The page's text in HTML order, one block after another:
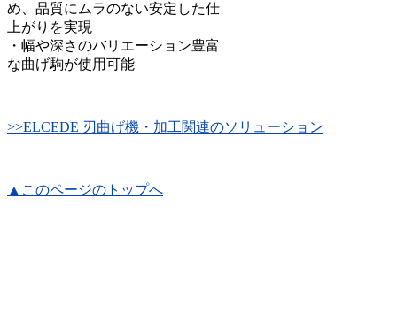
め、品質にムラのない安定した仕
上がりを実現
・幅や深さのバリエーション豊富
な曲げ駒が使用可能
>>ELCEDE 刃曲げ機・加工関連のソリューション
▲このページのトップへ